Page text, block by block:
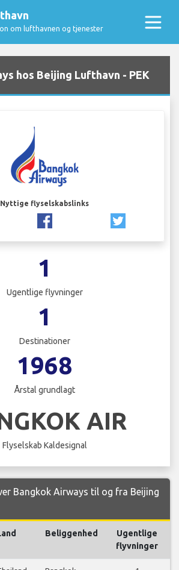
om lufthavnen og tjenester
hos Beijing Lufthavn - PEK
Nyttige flyselskabslinks
1
Ugentlige flyvninger
1
Destinationer
1968
Årstal grundlagt
AIR
Flyselskab Kaldesignal
Bangkok Airways til og fra Beijing
Beliggenhed
Ugentlige
flyvninger